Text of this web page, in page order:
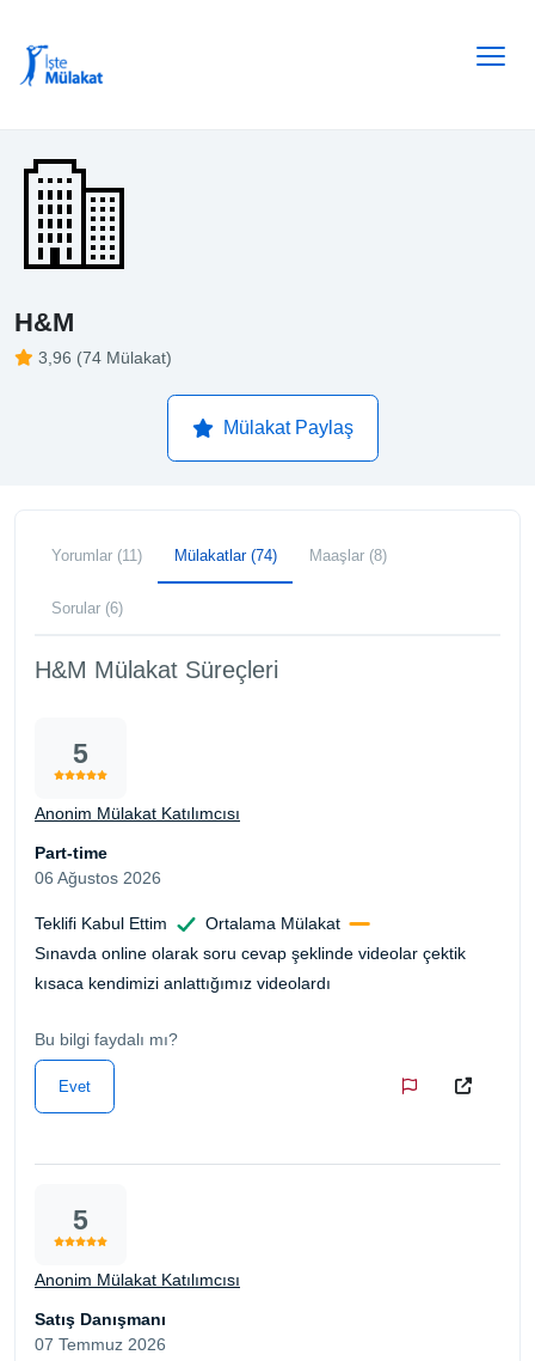
H&M
3,96 (74 Mülakat)
Mülakat Paylaş
Yorumlar (11) Mülakatlar (74) Maaşlar (8)
Sorular (6)
H&M Mülakat Süreçleri
5
Anonim Mülakat Katılımcısı
Part-time
06 Ağustos 2026
Teklifi Kabul Ettim
Ortalama Mülakat
Sınavda online olarak soru cevap şeklinde videolar çektik
kısaca kendimizi anlattığımız videolardı
Bu bilgi faydalı mı?
Evet
5
Anonim Mülakat Katılımcısı
Satış Danışmanı
07 Temmuz 2026